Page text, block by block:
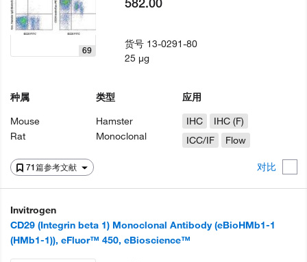
71篇参考文献 对比
69
种属
Mouse
Rat
类型
Hamster
Monoclonal
应用
IHC
IHC (F)
ICC/IF
Flow
货号 13-0291-80
25 µg
Invitrogen
CD29 (Integrin beta 1) Monoclonal Antibody (eBioHMb1-1
(HMb1-1)), eFluor™ 450, eBioscience™